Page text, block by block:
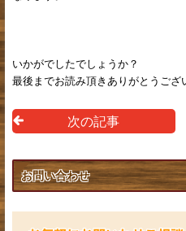
いかがでしたでしょうか？
最後までお読み頂きありがとうござ
次の記事
お問い合わせ